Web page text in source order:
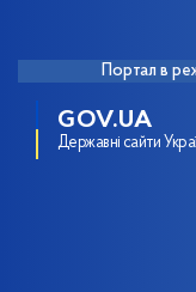
Портал в
GOV.UA
Державні сайти